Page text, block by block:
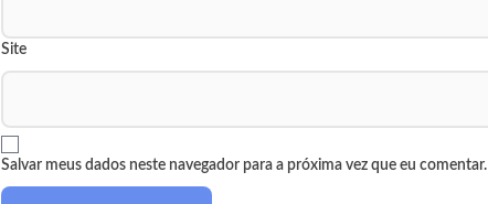
Site
Salvar meus dados neste navegador para a próxima vez que eu comentar.